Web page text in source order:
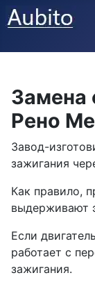
Замена
Рено
Завод-
зажигания
Как правило,
выдерживают
Если
работает с
зажигания.